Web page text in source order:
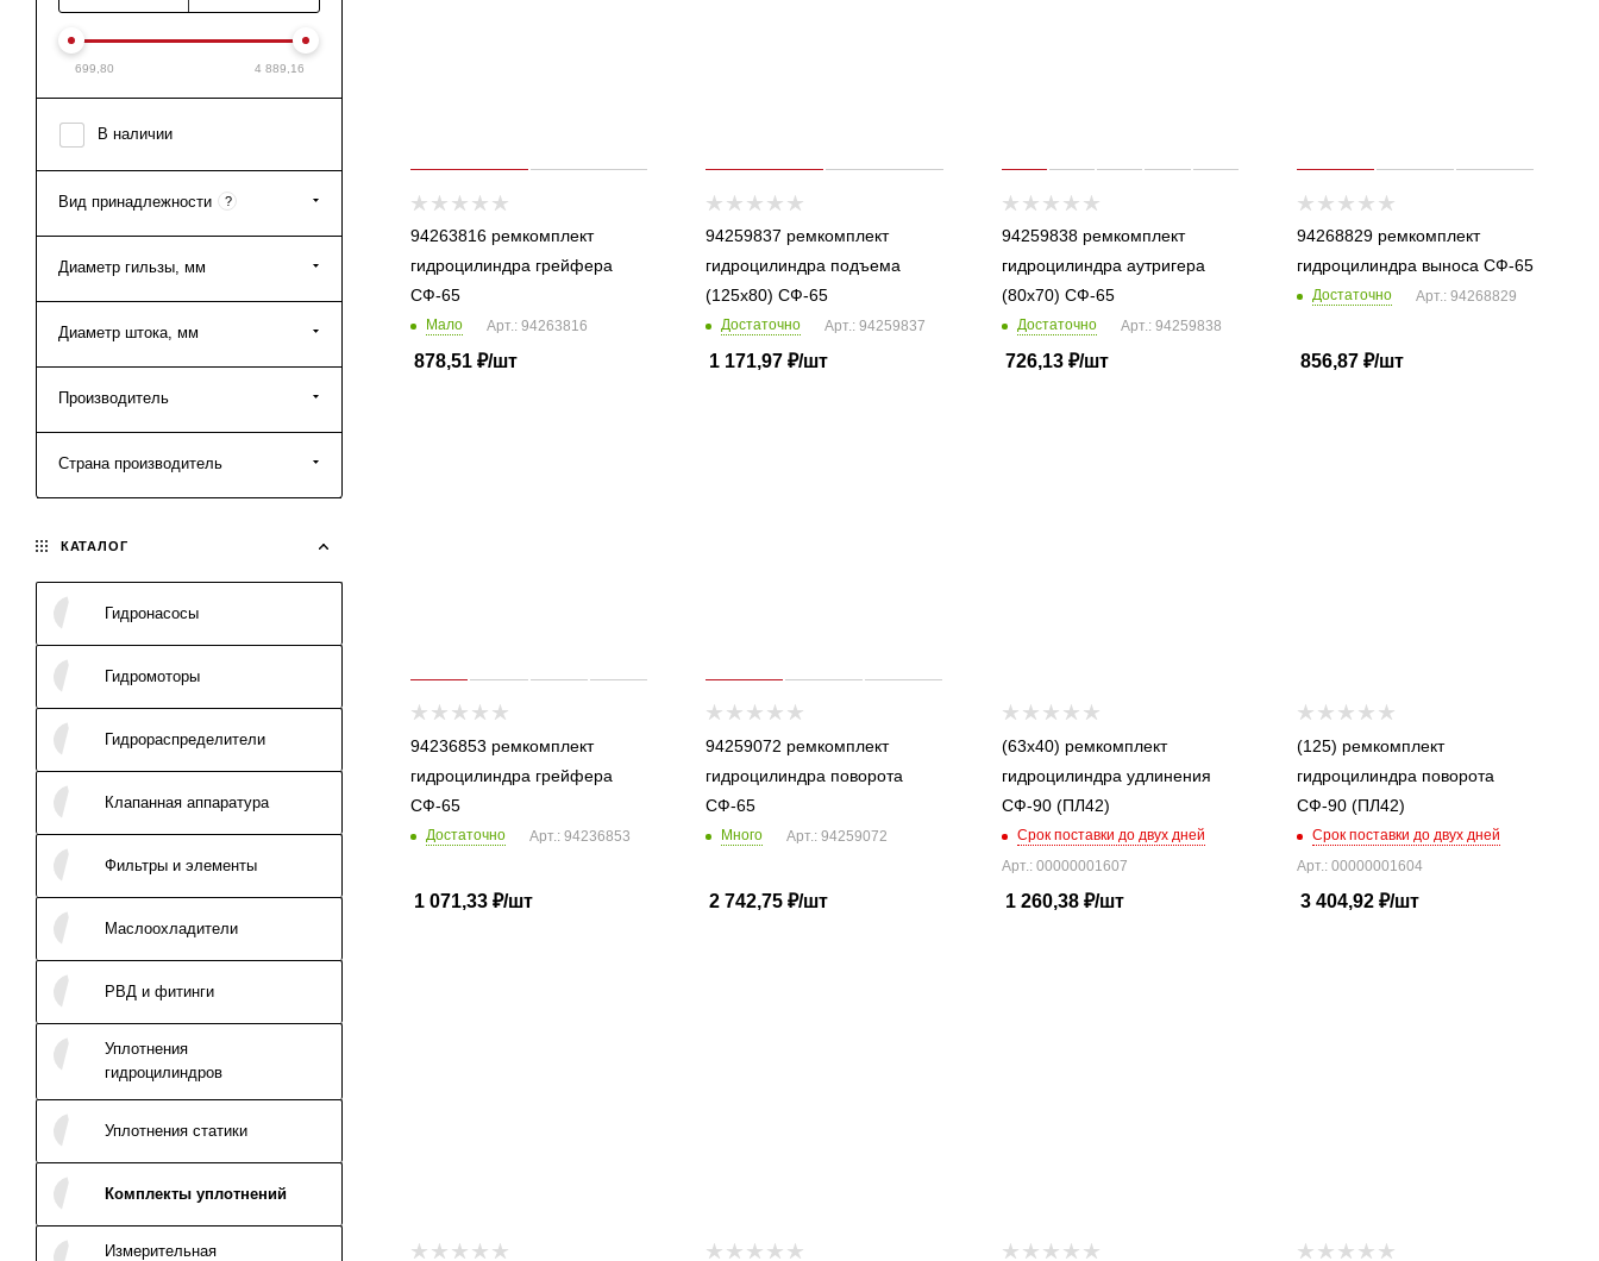
94263816 ремкомплект
гидроцилиндра грейфера
СФ-65
Мало Арт.: 94263816
878,51 ₽/шт
94259837 ремкомплект
гидроцилиндра подъема
(125x80) СФ-65
Достаточно Арт.: 94259837
1 171,97 ₽/шт
94259838 ремкомплект
гидроцилиндра аутригера
(80x70) СФ-65
Достаточно Арт.: 94259838
726,13₽/шт
94268829 ремкомплект
гидроцилиндра выноса СФ-65
Достаточно Арт.: 94268829
856,87₽/шт
94236853 ремкомплект
гидроцилиндра грейфера
СФ-65
Достаточно Арт.: 94236853
1 071,33 ₽/шт
94259072 ремкомплект
гидроцилиндра поворота
СФ-65
Много Арт.: 94259072
2 742,75 ₽/шт
(63x40) ремкомплект
гидроцилиндра удлинения
СФ-90 (ПЛ42)
Срок поставки до двух дней
Арт.: 00000001607
1 260,38₽/шт
(125) ремкомплект
гидроцилиндра поворота
СФ-90 (ПЛ42)
Срок поставки до двух дней
Арт.: 00000001604
3 404,92₽/шт
699,80 4 889,16
В наличии
Вид принадлежности ?
Диаметр гильзы, мм
Диаметр штока, мм
Производитель
Страна производитель
КАТАЛОГ
Гидронасосы
Гидромоторы
Гидрораспределители
Клапанная аппаратура
Фильтры и элементы
Маслоохладители
РВД и фитинги
Уплотнения
гидроцилиндров
Уплотнения статики
Комплекты уплотнений
Измерительная